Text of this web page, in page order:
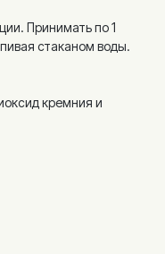
Принимать по 1
стаканом воды.
кремния и